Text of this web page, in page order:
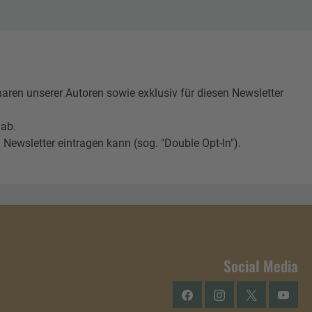
unserer Autoren sowie exklusiv für diesen Newsletter
eintragen kann (sog. "Double Opt-In").
Social Media
FacebookInstagramTwitter